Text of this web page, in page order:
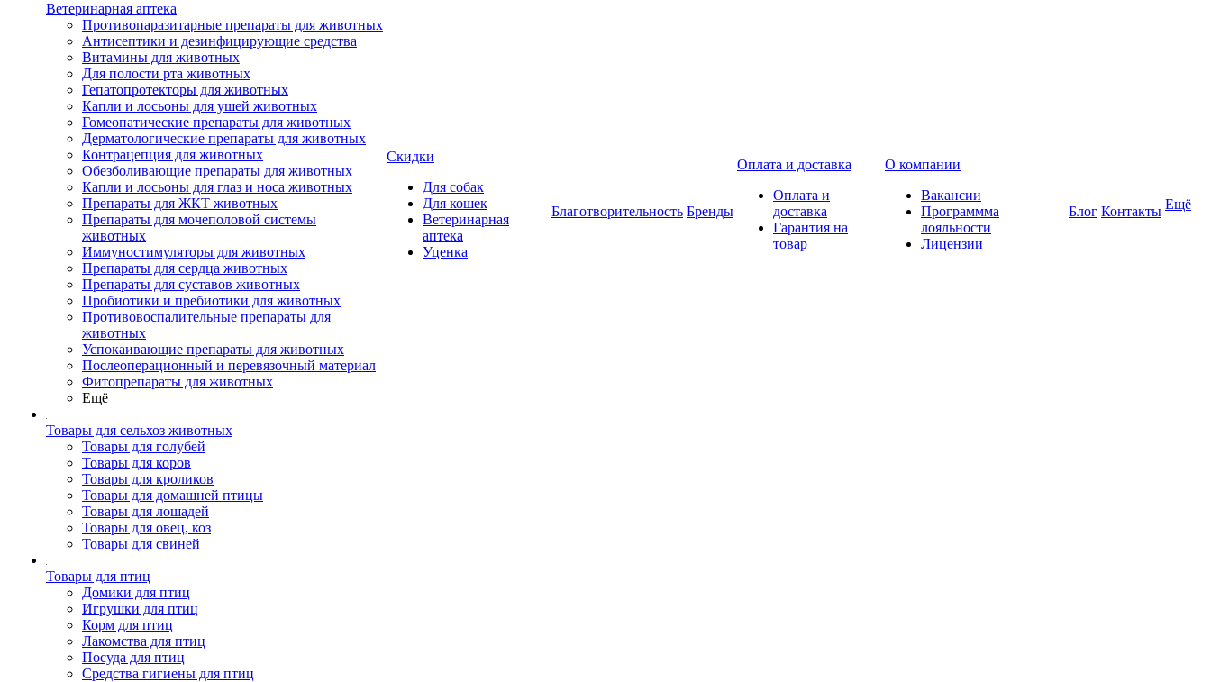
Ветеринарная аптека
Противопаразитарные препараты для животных
Антисептики и дезинфицирующие средства
Витамины для животных
Для полости рта животных
Гепатопротекторы для животных
Капли и лосьоны для ушей животных
Гомеопатические препараты для животных
Дерматологические препараты для животных
Контрацепция для животных
Обезболивающие препараты для животных
Капли и лосьоны для глаз и носа животных
Препараты для ЖКТ животных
Препараты для мочеполовой системы
животных
Иммуностимуляторы для животных
Препараты для сердца животных
Препараты для суставов животных
Пробиотики и пребиотики для животных
Противовоспалительные препараты для
животных
Успокаивающие препараты для животных
Послеоперационный и перевязочный материал
Фитопрепараты для животных
Ещё
Товары для сельхоз животных
Товары для голубей
Товары для коров
Товары для кроликов
Товары для домашней птицы
Товары для лошадей
Товары для овец, коз
Товары для свиней
Товары для птиц
Домики для птиц
Игрушки для птиц
Корм для птиц
Лакомства для птиц
Посуда для птиц
Средства гигиены для птиц
Скидки
Для собак
Для кошек
Ветеринарная
аптека
Уценка
Благотворительность Бренды
Оплата и доставка
Оплата и
доставка
Гарантия на
товар
О компании
Вакансии
Программма
лояльности
Лицензии
Блог Контакты Ещё